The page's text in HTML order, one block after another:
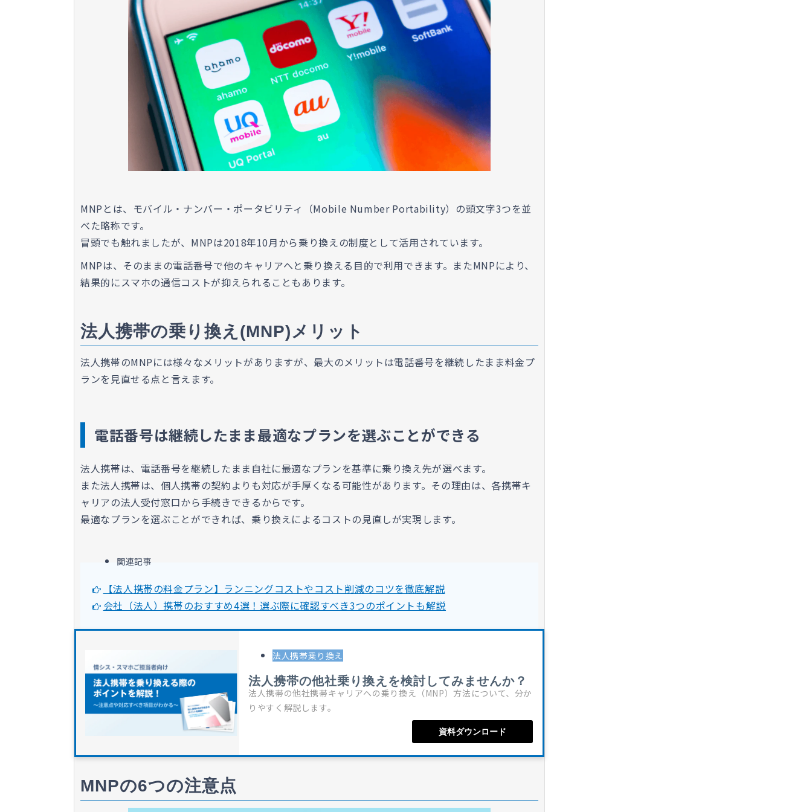
MNPとは、モバイル・ナンバー・ポータビリティ（Mobile Number Portability）の頭文字3つを並
べた略称です。
冒頭でも触れましたが、MNPは2018年10月から乗り換えの制度として活用されています。
MNPは、そのままの電話番号で他のキャリアへと乗り換える目的で利用できます。またMNPにより、
結果的にスマホの通信コストが抑えられることもあります。
法人携帯の乗り換え(MNP)メリット
法人携帯のMNPには様々なメリットがありますが、最大のメリットは電話番号を継続したまま料金プ
ランを見直せる点と言えます。
電話番号は継続したまま最適なプランを選ぶことができる
法人携帯は、電話番号を継続したまま自社に最適なプランを基準に乗り換え先が選べます。
また法人携帯は、個人携帯の契約よりも対応が手厚くなる可能性があります。その理由は、各携帯キ
ャリアの法人受付窓口から手続きできるからです。
最適なプランを選ぶことができれば、乗り換えによるコストの見直しが実現します。
関連記事
【法人携帯の料金プラン】ランニングコストやコスト削減のコツを徹底解説
会社（法人）携帯のおすすめ4選！選ぶ際に確認すべき3つのポイントも解説
法人携帯乗り換え
法人携帯の他社乗り換えを検討してみませんか？
法人携帯の他社携帯キャリアへの乗り換え（MNP）方法について、分か
りやすく解説します。
資料ダウンロード
MNPの6つの注意点